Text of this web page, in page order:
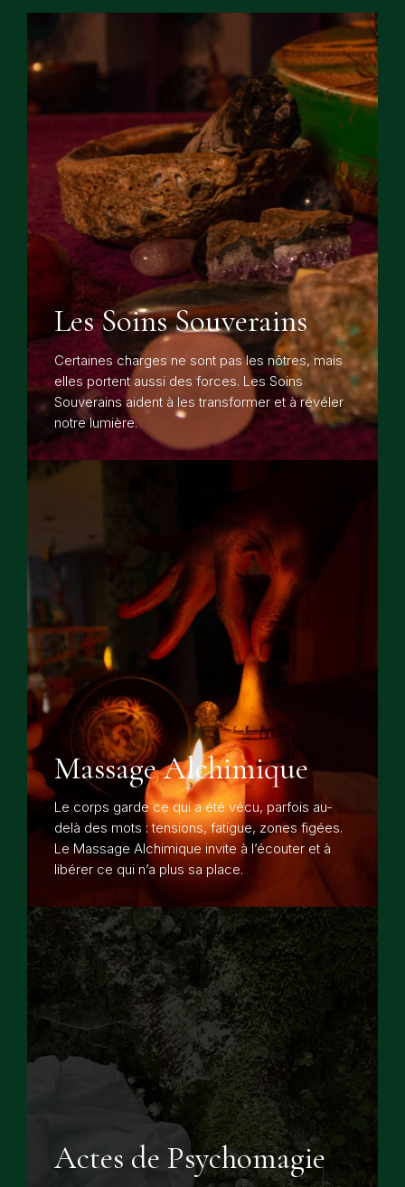
Les Soins Souverains
Certaines charges ne sont pas les nôtres, mais
elles portent aussi des forces. Les Soins
Souverains aident à les transformer et à révéler
notre lumière.
Massage Alchimique
Le corps garde ce qui a été vécu, parfois au-
delà des mots : tensions, fatigue, zones figées.
Le Massage Alchimique invite à l’écouter et à
libérer ce qui n’a plus sa place.
Actes de Psychomagie